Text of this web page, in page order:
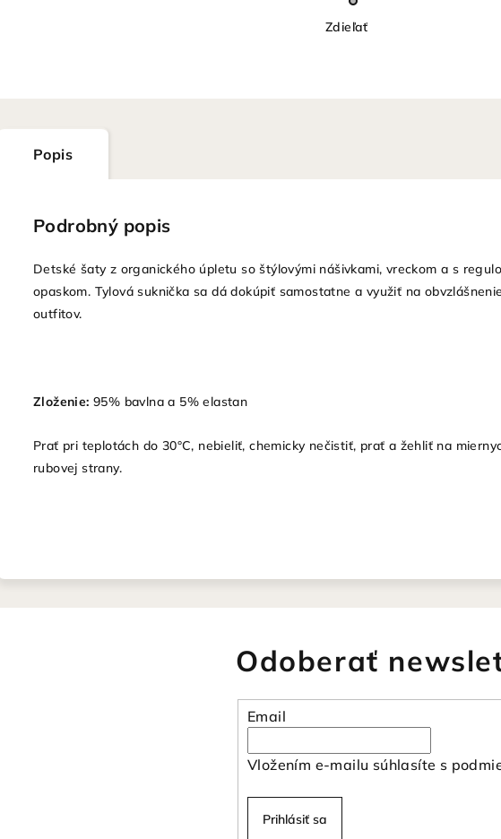
Zdieľať
Popis
Podrobný popis
Detské šaty z organického úpletu so štýlovými nášivkami, vreckom a s
opaskom. Tylová suknička sa dá dokúpiť samostatne a využiť na
outfitov.
Zloženie: 95% bavlna a 5% elastan
Prať pri teplotách do 30°C, nebieliť, chemicky nečistiť, prať a žehliť na
rubovej strany.
Odoberať
Email
Vložením e-mailu súhlasíte s
Prihlásiť sa